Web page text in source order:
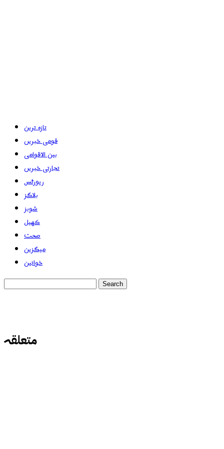
تازہ ترین
قومی خبریں
بین الاقوامی
تجارتی خبریں
رپورٹس
بلاگز
شوبز
کھیل
صحت
میگزین
خواتین
متعلقہ